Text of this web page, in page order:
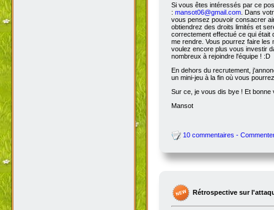
Si vous êtes intéressés par ce
: mansot06@gmail.com . Dans
vous pensez pouvoir consacrer
obtiendrez des droits limités et
correctement effectué ce qui
me rendre. Vous pourrez faire les
voulez encore plus vous investir
nombreux à rejoindre l'équipe ! :D
En dehors du recrutement,
un mini-jeu à la fin où vous
Sur ce, je vous dis bye ! Et bonne
Mansot
10 commentaires -
Rétrospective sur